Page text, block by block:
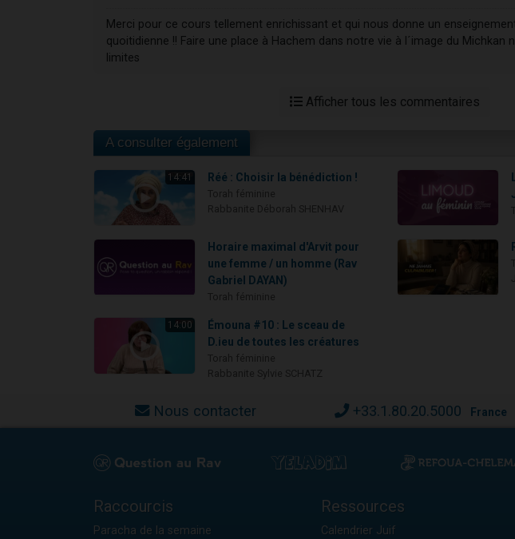
Merci pour ce cours tellement enrichissant et qui nous donne un
quoitidienne !! Faire une place à Hachem dans notre vie à l´image du Michkan
limites
Afficher tous les commentaires
A consulter également
14:41 Réé : Choisir la bénédiction !
Horaire maximal d'Arvit pour
une femme / un homme (Rav
Gabriel DAYAN)
14:00
Émouna #10 : Le sceau de
D.ieu de toutes les créatures
Nous contacter +33.1.80.20.5000 France
Raccourcis
Paracha de la semaine
Ressources
Calendrier Juif